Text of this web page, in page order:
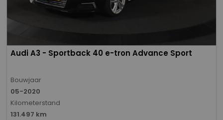
Audi A3 - Sportback 40 e-tron Advance Sport
Bouwjaar
05-2020
Kilometerstand
131.497 km